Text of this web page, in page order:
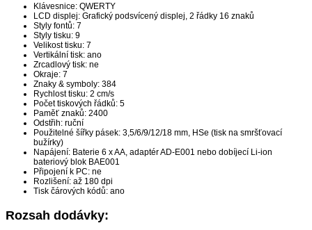
Klávesnice: QWERTY
LCD displej: Grafický podsvícený displej, 2 řádky 16 znaků
Styly fontů: 7
Styly tisku: 9
Velikost tisku: 7
Vertikální tisk: ano
Zrcadlový tisk: ne
Okraje: 7
Znaky & symboly: 384
Rychlost tisku: 2 cm/s
Počet tiskových řádků: 5
Paměť znaků: 2400
Odstřih: ruční
Použitelné šířky pásek: 3,5/6/9/12/18 mm, HSe (tisk na smršťovací
bužírky)
Napájení: Baterie 6 x AA, adaptér AD-E001 nebo dobíjecí Li-ion
bateriový blok BAE001
Připojení k PC: ne
Rozlišení: až 180 dpi
Tisk čárových kódů: ano
Rozsah dodávky: